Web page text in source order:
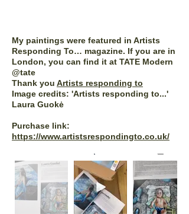
My paintings were featured in Artists
Responding To… magazine. If you are in
London, you can find it at TATE Modern
@tate
Thank you Artists responding to
Image credits: 'Artists responding to...'
Laura Guokė
Purchase link:
https://www.artistsrespondingto.co.uk/